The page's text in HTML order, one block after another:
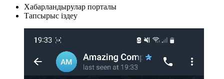
Хабарландырулар порталы
Тапсырыс іздеу